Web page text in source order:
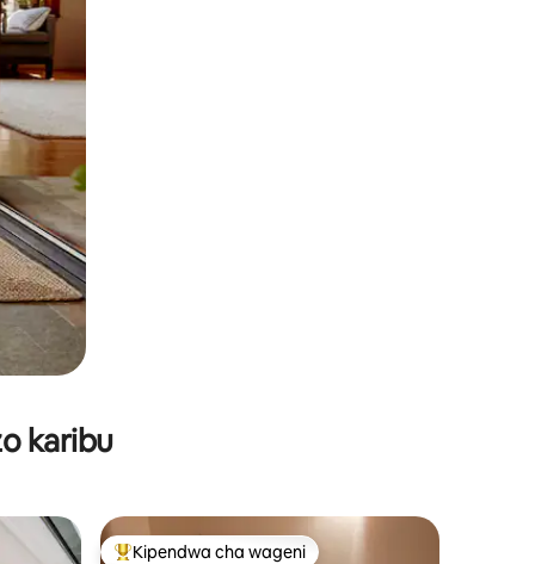
karibu
Kipendwa cha wageni